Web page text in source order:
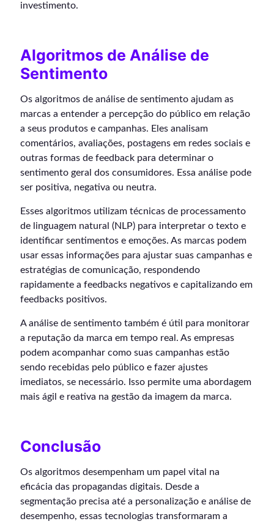
investimento.
Algoritmos de Análise de
Sentimento
Os algoritmos de análise de sentimento ajudam as
marcas a entender a percepção do público em relação
a seus produtos e campanhas. Eles analisam
comentários, avaliações, postagens em redes sociais e
outras formas de feedback para determinar o
sentimento geral dos consumidores. Essa análise pode
ser positiva, negativa ou neutra.
Esses algoritmos utilizam técnicas de processamento
de linguagem natural (NLP) para interpretar o texto e
identificar sentimentos e emoções. As marcas podem
usar essas informações para ajustar suas campanhas e
estratégias de comunicação, respondendo
rapidamente a feedbacks negativos e capitalizando em
feedbacks positivos.
A análise de sentimento também é útil para monitorar
a reputação da marca em tempo real. As empresas
podem acompanhar como suas campanhas estão
sendo recebidas pelo público e fazer ajustes
imediatos, se necessário. Isso permite uma abordagem
mais ágil e reativa na gestão da imagem da marca.
Conclusão
Os algoritmos desempenham um papel vital na
eficácia das propagandas digitais. Desde a
segmentação precisa até a personalização e análise de
desempenho, essas tecnologias transformaram a